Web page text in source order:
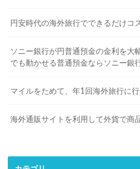
円安時代の海外旅行でできるだけコ
ソニー銀行が円普通預金の金利を大
でも動かせる普通預金ならソニー銀
マイルをためて、年1回海外旅行に
海外通販サイトを利用して外貨で商